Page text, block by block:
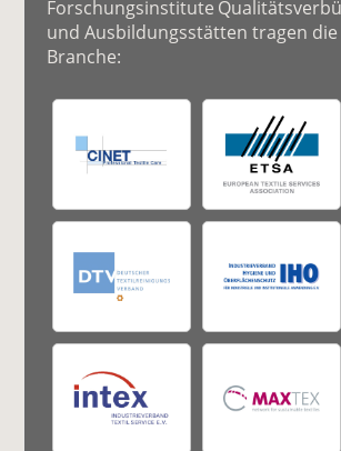
Forschungsinstitute
und Ausbildungsstätten tragen die
Branche: